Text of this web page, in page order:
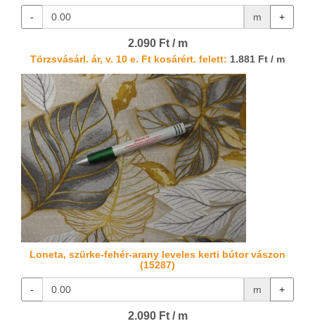
- m +
2.090 Ft / m
Törzsvásárl. ár, v. 10 e. Ft kosárért. felett: 1.881 Ft / m
Loneta, szürke-fehér-arany leveles kerti bútor vászon
(15287)
- m +
2.090 Ft / m